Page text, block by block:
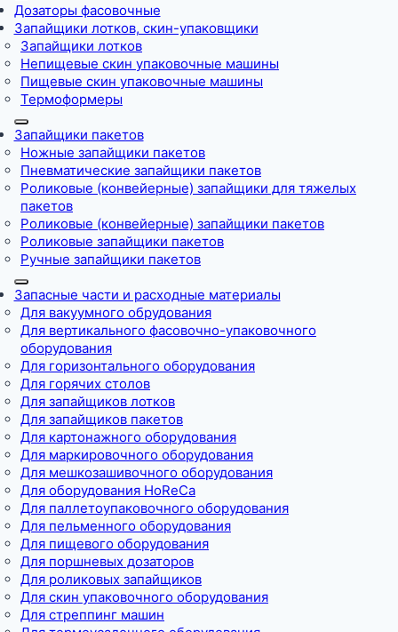
Дозаторы фасовочные
Запайщики лотков, скин-упаковщики
Запайщики лотков
Непищевые скин упаковочные машины
Пищевые скин упаковочные машины
Термоформеры
Запайщики пакетов
Ножные запайщики пакетов
Пневматические запайщики пакетов
Роликовые (конвейерные) запайщики для тяжелых
пакетов
Роликовые (конвейерные) запайщики пакетов
Роликовые запайщики пакетов
Ручные запайщики пакетов
Запасные части и расходные материалы
Для вакуумного обрудования
Для вертикального фасовочно-упаковочного
оборудования
Для горизонтального оборудования
Для горячих столов
Для запайщиков лотков
Для запайщиков пакетов
Для картонажного оборудования
Для маркировочного оборудования
Для мешкозашивочного оборудования
Для оборудования HoReCa
Для паллетоупаковочного оборудования
Для пельменного оборудования
Для пищевого оборудования
Для поршневых дозаторов
Для роликовых запайщиков
Для скин упаковочного оборудования
Для стреппинг машин